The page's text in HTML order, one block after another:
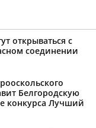
открываться с
соединении
Белгородскую
конкурса Лучший